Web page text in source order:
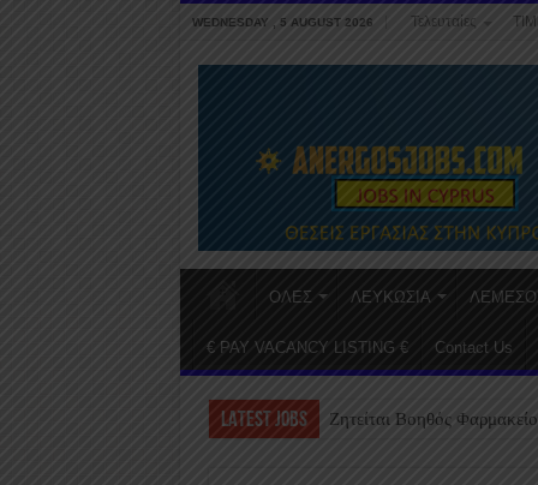
WEDNESDAY , 5 AUGUST 2026 Τελευταίες
ΟΛΕΣ ΛΕΥΚΩΣΙΑ
€ PAY VACANCY LISTING € Contact Us
LATEST JOBS Ζητείται Βοηθός